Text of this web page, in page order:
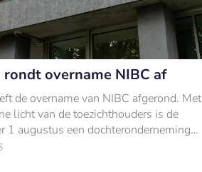
rondt overname NIBC af
de overname van NIBC afgerond. Met
licht van de toezichthouders is de
1 augustus een dochteronderneming